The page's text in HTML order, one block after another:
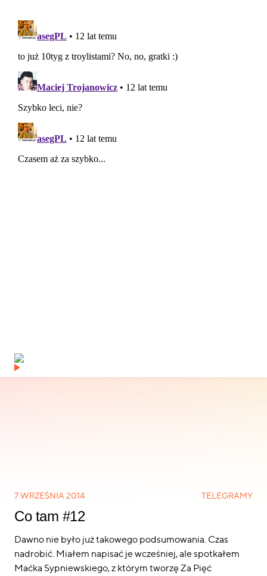
7 WRZEŚNIA 2014 TELEGRAMY
Co tam #12
Dawno nie było już takowego podsumowania. Czas
nadrobić. Miałem napisać je wcześniej, ale spotkałem
Maćka Sypniewskiego, z którym tworzę Za Pięć